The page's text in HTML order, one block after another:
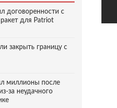
договоренности с
для Patriot
закрыть границу с
миллионы после
за неудачного